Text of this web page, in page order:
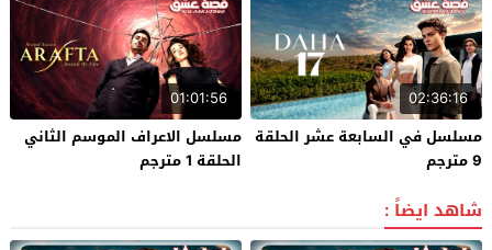
02:36:16
مسلسل في السابعة عشر الحلقة
9 مترجم
01:01:56
مسلسل الاعراف الموسم الثاني
الحلقة 1 مترجم
شاهد ايضاً :